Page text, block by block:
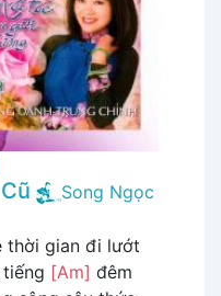
Song Ngọc
thời gian đi lướt
[Am] đêm